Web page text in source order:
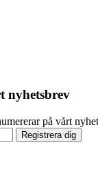
nyhetsbrev
på vårt
Registrera dig